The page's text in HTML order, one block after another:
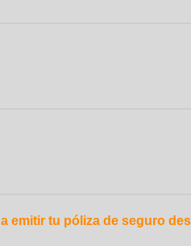
emitir tu póliza de seguro